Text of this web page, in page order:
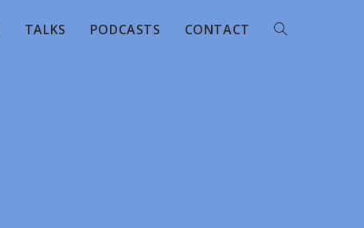
TALKS PODCASTS CONTACT